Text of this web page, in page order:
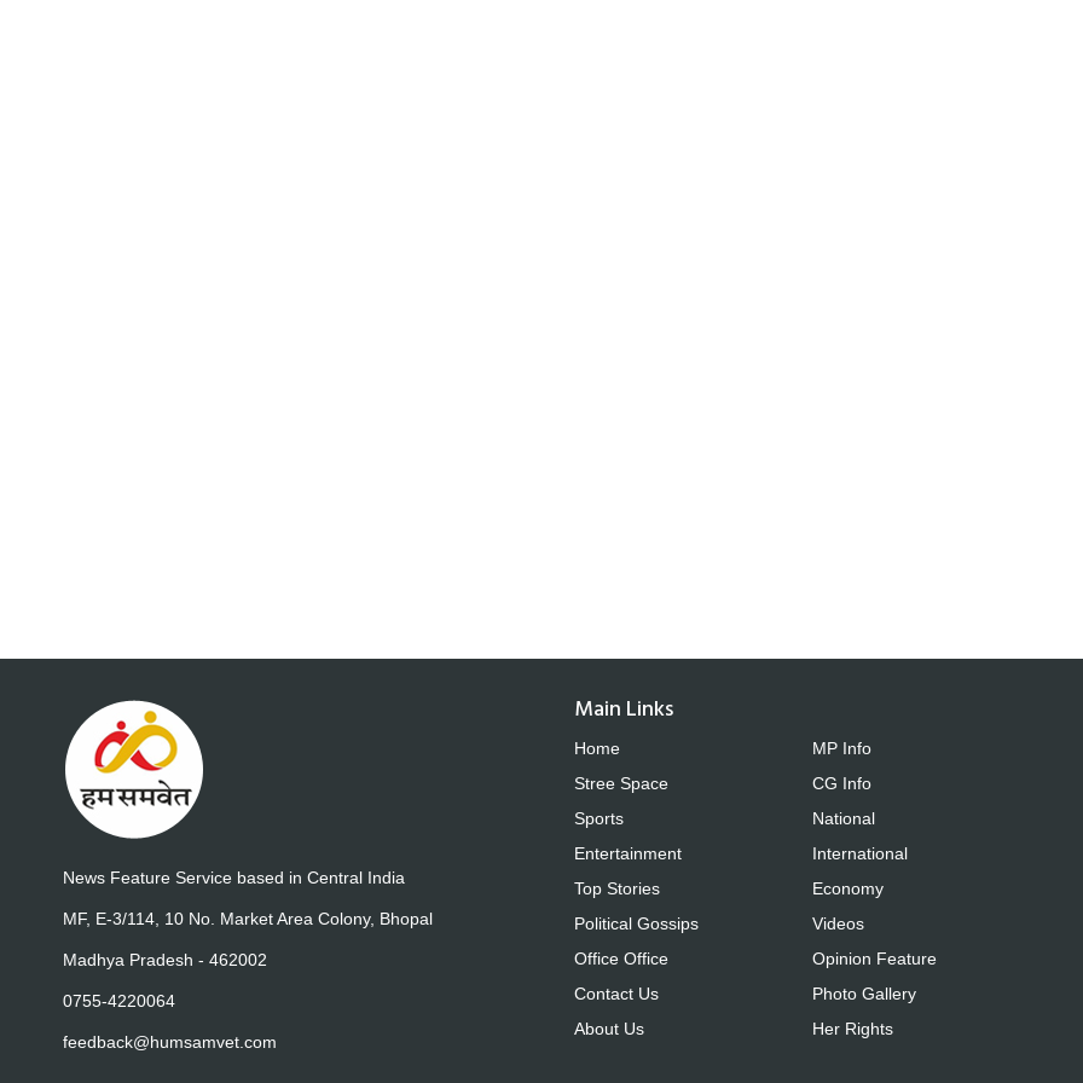
News Feature Service based in Central India
MF, E-3/114, 10 No. Market Area Colony, Bhopal
Madhya Pradesh - 462002
0755-4220064
feedback@humsamvet.com
Main Links
Home
Stree Space
Sports
Entertainment
Top Stories
Political Gossips
Office Office
Contact Us
About Us
MP Info
CG Info
National
International
Economy
Videos
Opinion Feature
Photo Gallery
Her Rights